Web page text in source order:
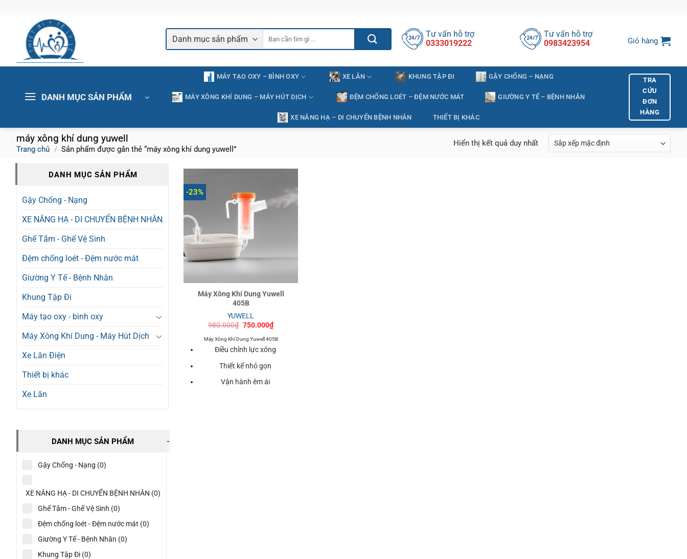
Tư vấn hỗ trợ
0333019222
Tư vấn hỗ trợ
0983423954
Giỏ hàng
DANH MỤC SẢN PHẨM
MÁY TẠO OXY – BÌNH OXY XE LĂN KHUNG TẬP ĐI GẬY CHỐNG – NẠNG
MÁY XÔNG KHÍ DUNG – MÁY HÚT DỊCH ĐỆM CHỐNG LOÉT – ĐỆM NƯỚC MÁT GIƯỜNG Y TẾ – BỆNH NHÂN
XE NÂNG HẠ – DI CHUYỂN BỆNH NHÂN THIẾT BỊ KHÁC
TRA
CỨU
ĐƠN
HÀNG
máy xông khí dung yuwell
Trang chủ / Sản phẩm được gắn thẻ “máy xông khí dung yuwell”
Hiển thị kết quả duy nhất
DANH MỤC SẢN PHẨM
Gậy Chống - Nạng
XE NÂNG HẠ - DI CHUYỂN BỆNH NHÂN
Ghế Tắm - Ghế Vệ Sinh
Đệm chống loét - Đệm nước mát
Giường Y Tế - Bệnh Nhân
Khung Tập Đi
Máy tạo oxy - bình oxy
Máy Xông Khí Dung - Máy Hút Dịch
Xe Lăn Điện
Thiết bị khác
Xe Lăn
DANH MỤC SẢN PHẨM -
Gậy Chống - Nạng (0)
XE NÂNG HẠ - DI CHUYỂN BỆNH NHÂN (0)
Ghế Tắm - Ghế Vệ Sinh (0)
Đệm chống loét - Đệm nước mát (0)
Giường Y Tế - Bệnh Nhân (0)
Khung Tập Đi (0)
-23%
Máy Xông Khí Dung Yuwell
405B
YUWELL
980.000₫ Giá
là:
980.000₫.
750.000₫Giá
hiện
tại
là:
750.000₫.
Máy Xông Khí Dung Yuwell 405B
Điều chỉnh lực xông
Thiết kế nhỏ gọn
Vận hành êm ái